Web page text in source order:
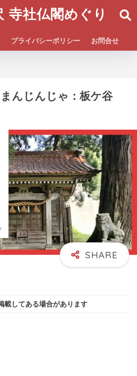
寺社仏閣めぐり
プライバシーポリシー お問合せ
んじんじゃ：板ケ谷
載してある場合があります